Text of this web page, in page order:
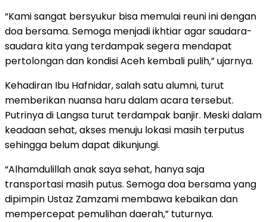
“Kami sangat bersyukur bisa memulai reuni ini dengan
doa bersama. Semoga menjadi ikhtiar agar saudara-
saudara kita yang terdampak segera mendapat
pertolongan dan kondisi Aceh kembali pulih,” ujarnya.
Kehadiran Ibu Hafnidar, salah satu alumni, turut
memberikan nuansa haru dalam acara tersebut.
Putrinya di Langsa turut terdampak banjir. Meski dalam
keadaan sehat, akses menuju lokasi masih terputus
sehingga belum dapat dikunjungi.
“Alhamdulillah anak saya sehat, hanya saja
transportasi masih putus. Semoga doa bersama yang
dipimpin Ustaz Zamzami membawa kebaikan dan
mempercepat pemulihan daerah,” tuturnya.